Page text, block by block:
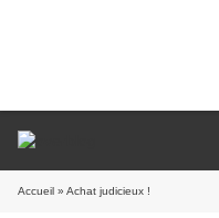
Accueil » Achat judicieux !